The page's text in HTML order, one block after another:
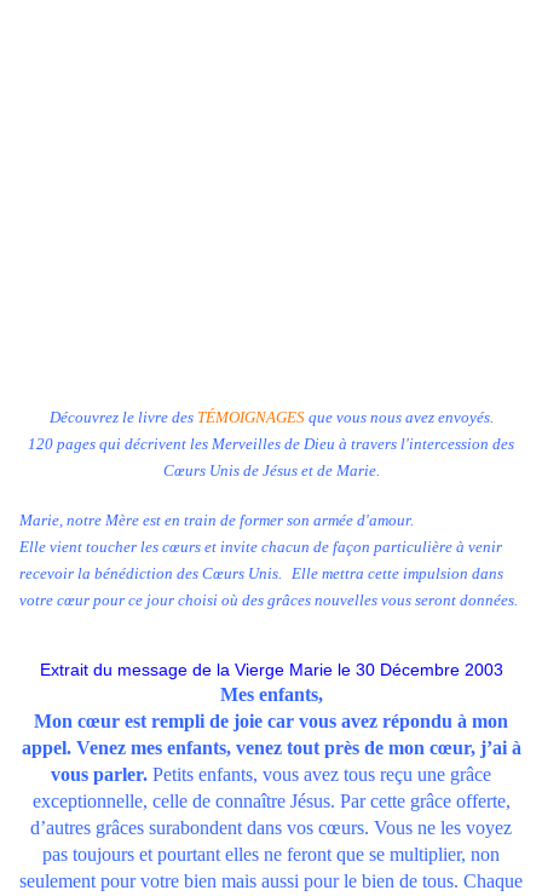
Découvrez le livre des TÉMOIGNAGESque vous nous avez envoyés.
120 pages qui décrivent les Merveilles de Dieu à travers l'intercession des
Cœurs Unis de Jésus et de Marie.
Marie, notre Mère est en train de former son armée d'amour.
Elle vient toucher les cœurs et invite chacun de façon particulière à venir
recevoir la bénédiction des Cœurs Unis. Elle mettra cette impulsion dans
votre cœur pour ce jour choisi où des grâces nouvelles vous seront données.
Extrait du message de la Vierge Marie le 30 Décembre 2003
Mes enfants,
Mon cœur est rempli de joie car vous avez répondu à mon
appel. Venez mes enfants, venez tout près de mon cœur, j’ai à
vous parler. Petits enfants, vous avez tous reçu une grâce
exceptionnelle, celle de connaître Jésus. Par cette grâce offerte,
d’autres grâces surabondent dans vos cœurs. Vous ne les voyez
pas toujours et pourtant elles ne feront que se multiplier, non
seulement pour votre bien mais aussi pour le bien de tous. Chaque